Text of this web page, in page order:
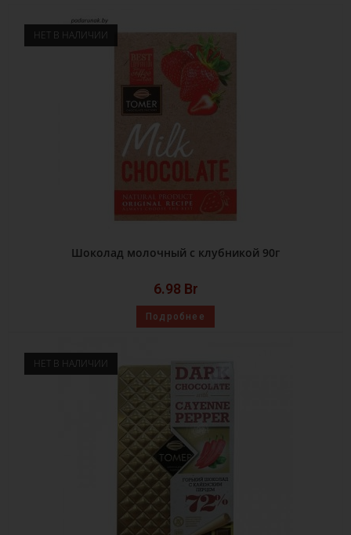
НЕТ В НАЛИЧИИ
Шоколад молочный с клубникой 90г
6.98 Br
Подробнее
НЕТ В НАЛИЧИИ